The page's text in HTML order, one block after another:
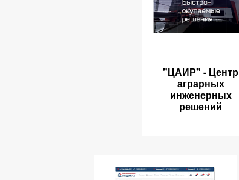
"ЦАИР" - Центр
аграрных
инженерных
решений